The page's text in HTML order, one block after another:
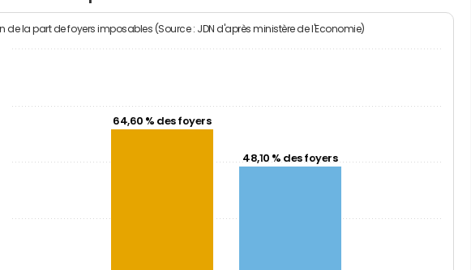
de la part de foyers imposables (Source : JDN d'après ministère de l'Economie)
64,60 % des foyers
48,10 % des foyers